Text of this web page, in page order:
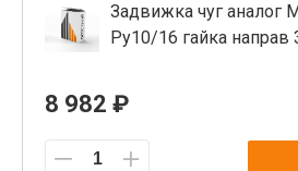
Задвижка чуг аналог
Ру10/16 гайка направ
8 982 ₽